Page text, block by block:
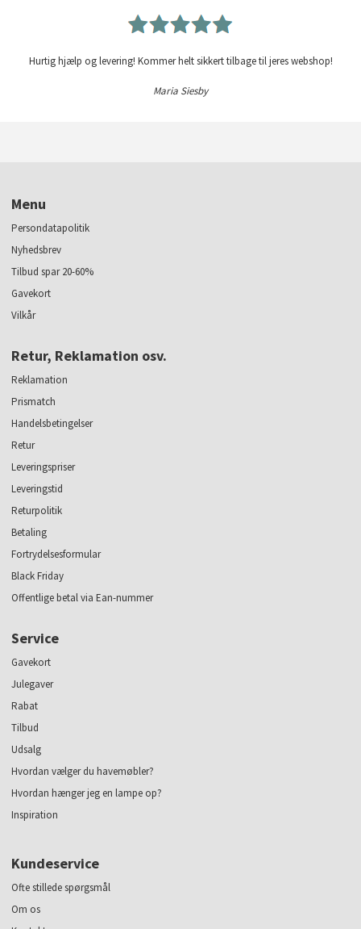
Hurtig hjælp og levering! Kommer helt sikkert tilbage til jeres webshop!
Maria Siesby
Menu
Persondatapolitik
Nyhedsbrev
Tilbud spar 20-60%
Gavekort
Vilkår
Retur, Reklamation osv.
Reklamation
Prismatch
Handelsbetingelser
Retur
Leveringspriser
Leveringstid
Returpolitik
Betaling
Fortrydelsesformular
Black Friday
Offentlige betal via Ean-nummer
Service
Gavekort
Julegaver
Rabat
Tilbud
Udsalg
Hvordan vælger du havemøbler?
Hvordan hænger jeg en lampe op?
Inspiration
Kundeservice
Ofte stillede spørgsmål
Om os